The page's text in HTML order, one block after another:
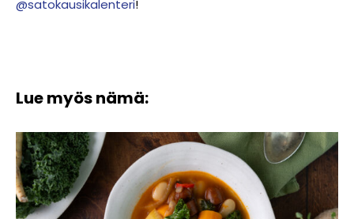
@satokausikalenteri!
Lue myös nämä: